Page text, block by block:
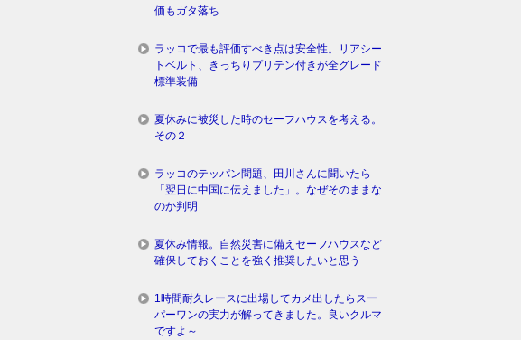
価もガタ落ち
ラッコで最も評価すべき点は安全性。リアシー
トベルト、きっちりプリテン付きが全グレード
標準装備
夏休みに被災した時のセーフハウスを考える。
その２
ラッコのテッパン問題、田川さんに聞いたら
「翌日に中国に伝えました」。なぜそのままな
のか判明
夏休み情報。自然災害に備えセーフハウスなど
確保しておくことを強く推奨したいと思う
1時間耐久レースに出場してカメ出したらスー
パーワンの実力が解ってきました。良いクルマ
ですよ～